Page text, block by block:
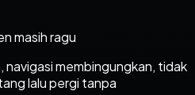
masih ragu
navigasi membingungkan, tidak
lalu pergi tanpa